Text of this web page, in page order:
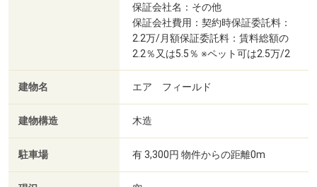
保証会社名：その他
保証会社費用：契約時保証委託料：
2.2万/月額保証委託料：賃料総額の
2.2％又は5.5％ ※ペット可は2.5万/2
建物名 エア フィールド
建物構造 木造
駐車場 有 3,300円 物件からの距離0m